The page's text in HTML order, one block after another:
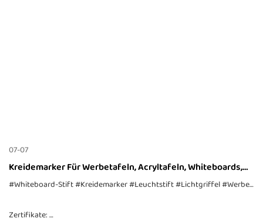
07-07
Kreidemarker Für Werbetafeln, Acryltafeln, Whiteboards,
Tafeln, Glas, Keramik, Papier
#Whiteboard-Stift#Kreidemarker#Leuchtstift#Lichtgriffel#Werbekugelschreiber
Zertifikate: